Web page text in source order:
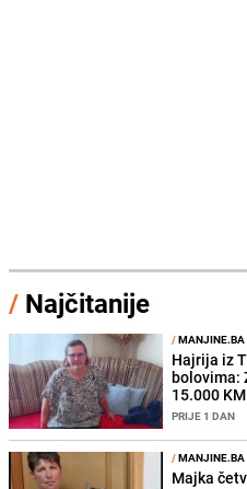
/ Najčitanije
/MANJINE.BA
Hajrija iz
bolovima:
15.000 KM
PRIJE 1 DAN
/MANJINE.BA
Majka